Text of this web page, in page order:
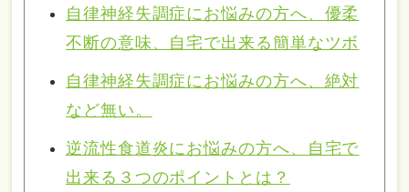
自律神経失調症にお悩みの方へ、優柔
不断の意味、自宅で出来る簡単なツボ
自律神経失調症にお悩みの方へ、絶対
など無い。
逆流性食道炎にお悩みの方へ、自宅で
出来る３つのポイントとは？